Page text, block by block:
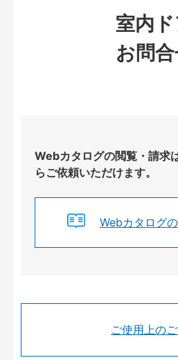
室内
お問
Webカタログの閲覧・請求
らご依頼いただけます。
Webカタログ
ご使用上の